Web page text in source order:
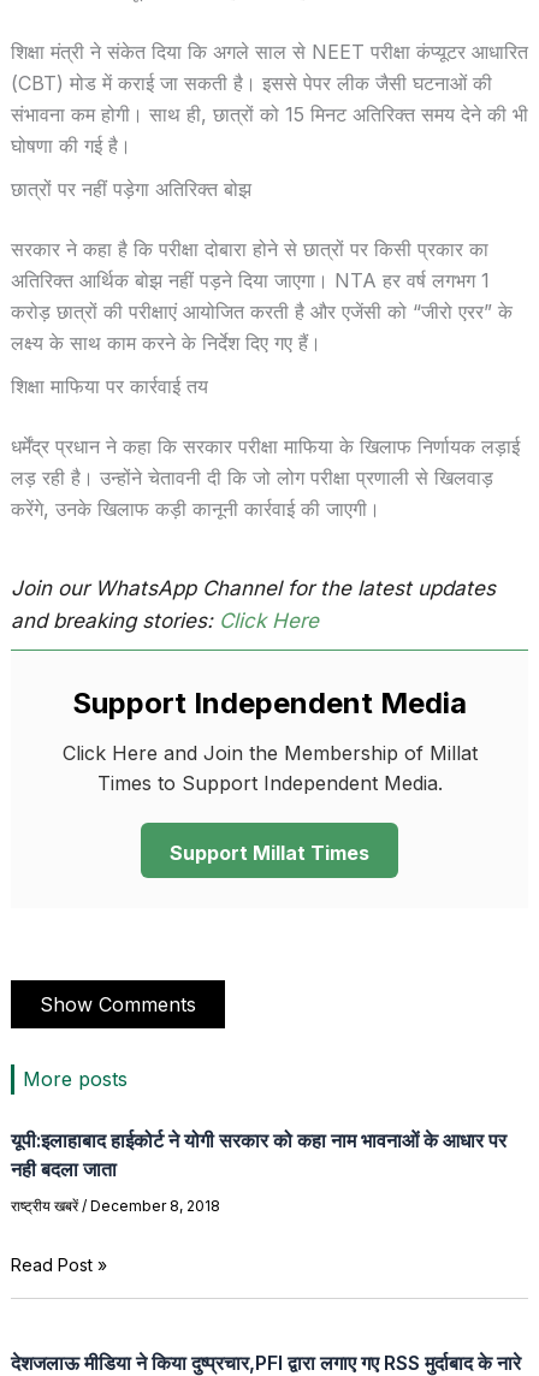
शिक्षा मंत्री ने संकेत दिया कि अगले साल से NEET परीक्षा कंप्यूटर आधारित
(CBT) मोड में कराई जा सकती है। इससे पेपर लीक जैसी घटनाओं की
संभावना कम होगी। साथ ही, छात्रों को 15 मिनट अतिरिक्त समय देने की भी
घोषणा की गई है।
छात्रों पर नहीं पड़ेगा अतिरिक्त बोझ
सरकार ने कहा है कि परीक्षा दोबारा होने से छात्रों पर किसी प्रकार का
अतिरिक्त आर्थिक बोझ नहीं पड़ने दिया जाएगा। NTA हर वर्ष लगभग 1
करोड़ छात्रों की परीक्षाएं आयोजित करती है और एजेंसी को “जीरो एरर” के
लक्ष्य के साथ काम करने के निर्देश दिए गए हैं।
शिक्षा माफिया पर कार्रवाई तय
धर्मेंद्र प्रधान ने कहा कि सरकार परीक्षा माफिया के खिलाफ निर्णायक लड़ाई
लड़ रही है। उन्होंने चेतावनी दी कि जो लोग परीक्षा प्रणाली से खिलवाड़
करेंगे, उनके खिलाफ कड़ी कानूनी कार्रवाई की जाएगी।
Join our WhatsApp Channel for the latest updates
and breaking stories: Click Here
Support Independent Media
Click Here and Join the Membership of Millat
Times to Support Independent Media.
Support Millat Times
Show Comments
More posts
यूपी:इलाहाबाद हाईकोर्ट ने योगी सरकार को कहा नाम भावनाओं के आधार पर
नही बदला जाता
राष्ट्रीय खबरें/ December 8, 2018
Read Post »
देशजलाऊ मीडिया ने किया दुष्प्रचार,PFI द्वारा लगाए गए RSS मुर्दाबाद के नारे